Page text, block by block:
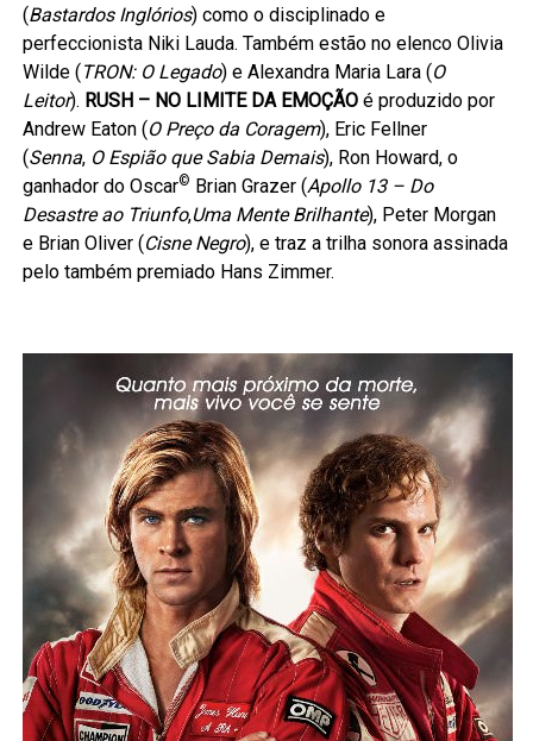
(Bastardos Inglórios) como o disciplinado e
perfeccionista Niki Lauda. Também estão no elenco Olivia
Wilde ( TRON: O Legado) e Alexandra Maria Lara (O
Leitor). RUSH – NO LIMITE DA EMOÇÃO é produzido por
Andrew Eaton (O Preço da Coragem), Eric Fellner
(Senna, O Espião que Sabia Demais), Ron Howard, o
ganhador do Oscar© Brian Grazer (Apollo 13 – Do
Desastre ao Triunfo,Uma Mente Brilhante), Peter Morgan
e Brian Oliver (Cisne Negro), e traz a trilha sonora assinada
pelo também premiado Hans Zimmer.